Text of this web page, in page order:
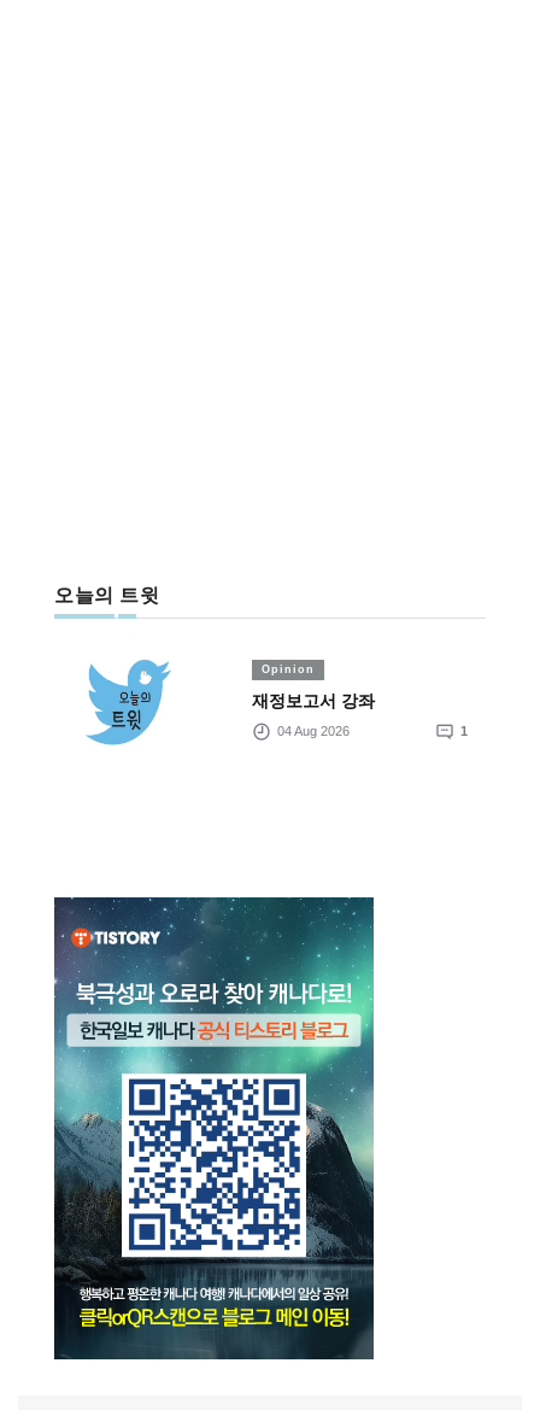
오늘의 트윗
Opinion
재정보고서 강좌
04 Aug 2026 1